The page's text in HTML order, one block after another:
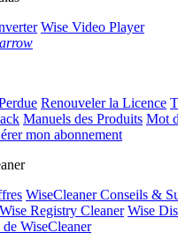
Wise Video Player
Renouveler la Licence
Manuels des Produits Mot
mon abonnement
WiseCleaner Conseils &
Wise Registry Cleaner Wise
WiseCleaner